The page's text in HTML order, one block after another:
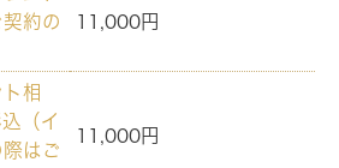
約の
11,000円
相
（イ
はご
11,000円